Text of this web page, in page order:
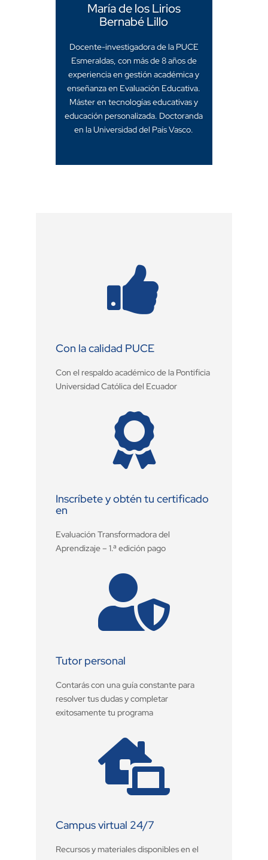
María de los Lirios
Bernabé Lillo
Docente-investigadora de la PUCE
Esmeraldas, con más de 8 años de
experiencia en gestión académica y
enseñanza en Evaluación Educativa.
Máster en tecnologías educativas y
educación personalizada. Doctoranda
en la Universidad del País Vasco.

Con la calidad PUCE
Con el respaldo académico de la Pontificia
Universidad Católica del Ecuador

Inscríbete y obtén tu certificado
en
Evaluación Transformadora del
Aprendizaje – 1.ª edición pago

Tutor personal
Contarás con una guía constante para
resolver tus dudas y completar
exitosamente tu programa

Campus virtual 24/7
Recursos y materiales disponibles en el